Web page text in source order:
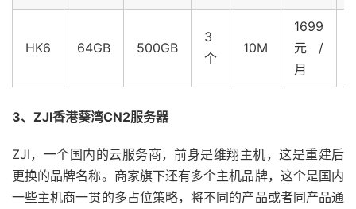
HK6 64GB 500GB
3
个
10M
1699
元/
月
3、ZJI香港葵湾CN2服务器
ZJI，一个国内的云服务商，前身是维翔主机，这是重建后
更换的品牌名称。商家旗下还有多个主机品牌，这个是国内
一些主机商一贯的多占位策略，将不同的产品或者同产品通